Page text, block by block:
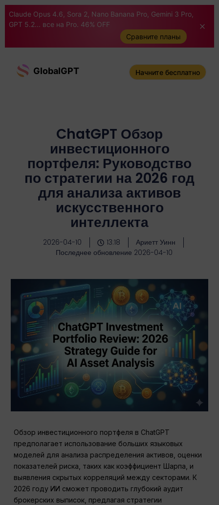
Claude Opus 4.6, Sora 2, Nano Banana Pro, Gemini 3 Pro,
GPT 5.2... все на Pro. 46% OFF
Сравните планы
GlobalGPT Начните бесплатно
ChatGPT Обзор
инвестиционного
портфеля: Руководство
по стратегии на 2026 год
для анализа активов
искусственного
интеллекта
2026-04-10 13:18
Ариетт Уинн
Последнее обновление 2026-04-10
Обзор инвестиционного портфеля в ChatGPT
предполагает использование больших языковых
моделей для анализа распределения активов, оценки
показателей риска, таких как коэффициент Шарпа, и
выявления скрытых корреляций между секторами. К
2026 году ИИ сможет проводить глубокий аудит
брокерских выписок, предлагая стратегии